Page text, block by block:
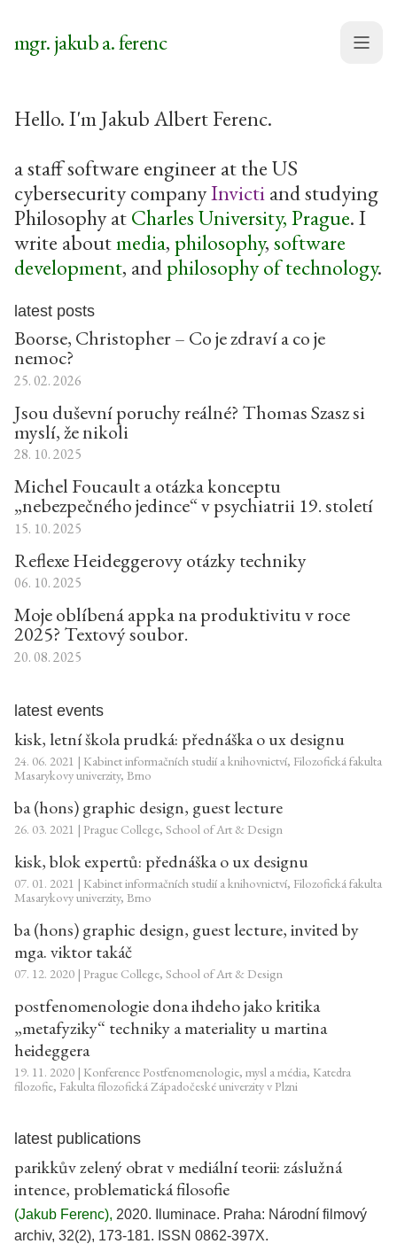
mgr. jakub a. ferenc Menu
Hello. I'm Jakub Albert Ferenc.
a staff software engineer at the US
cybersecurity companyInvictiand studying
Philosophy atCharles University, Prague. I
write aboutmedia, philosophy,software
development, andphilosophy of technology.
latest posts
Boorse, Christopher – Co je zdraví a co je
nemoc?
25. 02. 2026
Jsou duševní poruchy reálné? Thomas Szasz si
myslí, že nikoli
28. 10. 2025
Michel Foucault a otázka konceptu
„nebezpečného jedince“ v psychiatrii 19. století
15. 10. 2025
Reflexe Heideggerovy otázky techniky
06. 10. 2025
Moje oblíbená appka na produktivitu v roce
2025? Textový soubor.
20. 08. 2025
latest events
kisk, letní škola prudká: přednáška o ux designu
24. 06. 2021 | Kabinet informačních studií a knihovnictví, Filozofická fakulta
Masarykovy univerzity, Brno
ba (hons) graphic design, guest lecture
26. 03. 2021 | Prague College, School of Art & Design
kisk, blok expertů: přednáška o ux designu
07. 01. 2021 | Kabinet informačních studií a knihovnictví, Filozofická fakulta
Masarykovy univerzity, Brno
ba (hons) graphic design, guest lecture, invited by
mga. viktor takáč
07. 12. 2020 | Prague College, School of Art & Design
postfenomenologie dona ihdeho jako kritika
„metafyziky“ techniky a materiality u martina
heideggera
19. 11. 2020 | Konference Postfenomenologie, mysl a média, Katedra
filozofie, Fakulta filozofická Západočeské univerzity v Plzni
latest publications
parikkův zelený obrat v mediální teorii: záslužná
intence, problematická filosofie
(Jakub Ferenc), 2020.
Iluminace. Praha: Národní filmový
archiv, 32(2), 173-181. ISSN 0862-397X.